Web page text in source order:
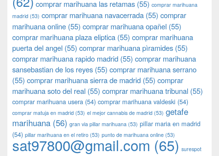
comprar marihuana las retamas (55) comprar marihuana
madrid (53) comprar marihuana navacerrada (55) comprar
marihuana online (55) comprar marihuana opañel (55)
comprar marihuana plaza eliptica (55) comprar marihuana
puerta del angel (55) comprar marihuana pìramides (55)
comprar marihuana rapido madrid (55) comprar marihuana
sansebastian de los reyes (55) comprar marihuana serrano
(55) comprar marihuana sierra de madrid (55) comprar
marihuana soto del real (55) comprar marihuana tribunal (55)
comprar marihuana usera (54) comprar marihuana valdeski (54)
comprar matuja en madrid (53) el mejor cannabis de madrid (53) getafe
marihuana (56) gran via pillar marihuana (53) pillar maria en madrid
(54) pillar marihuana en el retiro (53) punto de marihuana online (53)
sat97800@gmail.com (65) surespot